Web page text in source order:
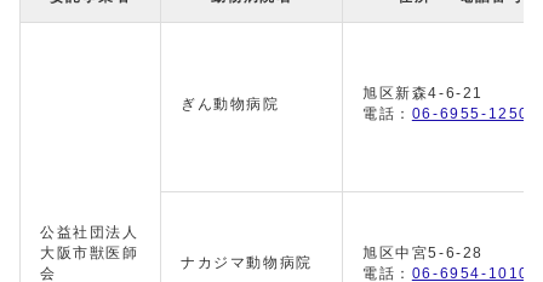
公益社団法人
大阪市獣医師
会
ぎん動物病院
旭区新森4-6-21
電話： 06-6955-1250
ナカジマ動物病院
旭区中宮5-6-28
電話： 06-6954-1010